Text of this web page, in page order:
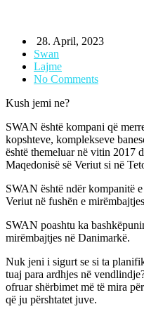
28. April, 2023
Swan
Lajme
No Comments
Kush jemi ne?
SWAN është kompani që
kopshteve, komplekseve
është themeluar në vitin 2017
Maqedonisë së Veriut si në
SWAN është ndër kompanitë
Veriut në fushën e
SWAN poashtu ka
mirëmbajtjes në Danimarkë.
Nuk jeni i sigurt se si ta
tuaj para ardhjes në
ofruar shërbimet më të mira
që ju përshtatet juve.